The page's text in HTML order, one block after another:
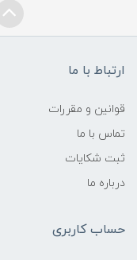
ارتباط با ما
قوانین و مقررات
تماس با ما
ثبت شکایات
درباره ما
حساب کاربری